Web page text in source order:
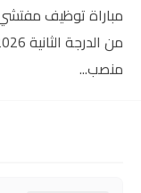
مباراة توظيف
منصب...